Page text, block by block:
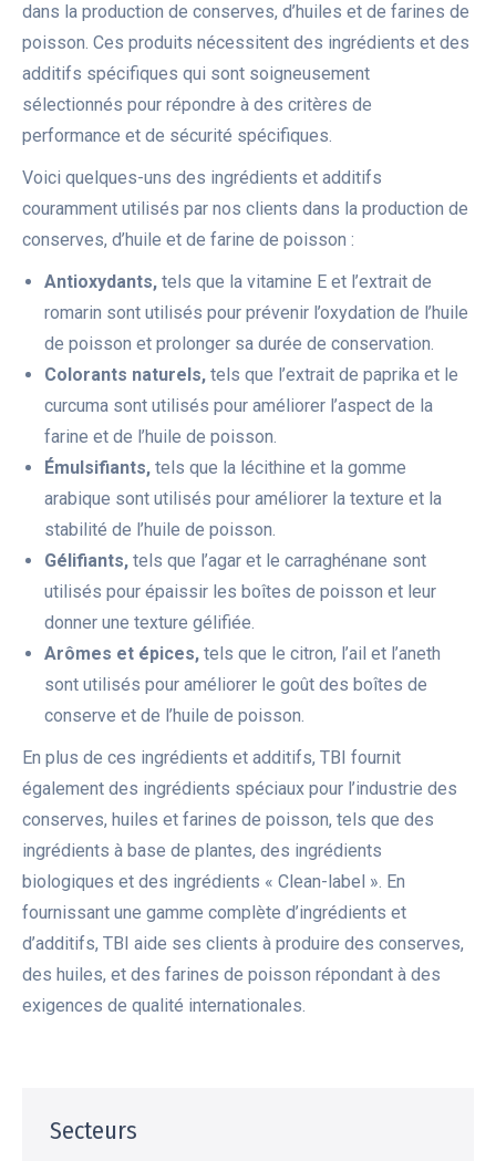
dans la production de conserves, d’huiles et de farines de
poisson. Ces produits nécessitent des ingrédients et des
additifs spécifiques qui sont soigneusement
sélectionnés pour répondre à des critères de
performance et de sécurité spécifiques.
Voici quelques-uns des ingrédients et additifs
couramment utilisés par nos clients dans la production de
conserves, d’huile et de farine de poisson :
Antioxydants, tels que la vitamine E et l’extrait de
romarin sont utilisés pour prévenir l’oxydation de l’huile
de poisson et prolonger sa durée de conservation.
Colorants naturels, tels que l’extrait de paprika et le
curcuma sont utilisés pour améliorer l’aspect de la
farine et de l’huile de poisson.
Émulsifiants, tels que la lécithine et la gomme
arabique sont utilisés pour améliorer la texture et la
stabilité de l’huile de poisson.
Gélifiants, tels que l’agar et le carraghénane sont
utilisés pour épaissir les boîtes de poisson et leur
donner une texture gélifiée.
Arômes et épices, tels que le citron, l’ail et l’aneth
sont utilisés pour améliorer le goût des boîtes de
conserve et de l’huile de poisson.
En plus de ces ingrédients et additifs, TBI fournit
également des ingrédients spéciaux pour l’industrie des
conserves, huiles et farines de poisson, tels que des
ingrédients à base de plantes, des ingrédients
biologiques et des ingrédients « Clean-label ». En
fournissant une gamme complète d’ingrédients et
d’additifs, TBI aide ses clients à produire des conserves,
des huiles, et des farines de poisson répondant à des
exigences de qualité internationales.
Secteurs